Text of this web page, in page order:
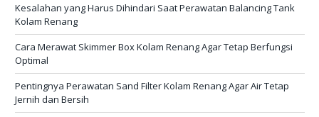
Kesalahan yang Harus Dihindari Saat Perawatan Balancing Tank
Kolam Renang
Cara Merawat Skimmer Box Kolam Renang Agar Tetap Berfungsi
Optimal
Pentingnya Perawatan Sand Filter Kolam Renang Agar Air Tetap
Jernih dan Bersih